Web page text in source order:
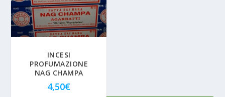
INCESI
PROFUMAZIONE
NAG CHAMPA
4,50€